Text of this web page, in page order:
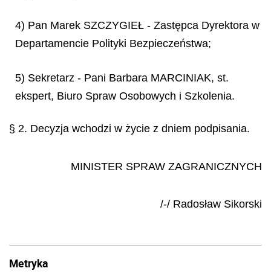
4) Pan Marek SZCZYGIEŁ - Zastępca Dyrektora w
Departamencie Polityki Bezpieczeństwa;
5) Sekretarz - Pani Barbara MARCINIAK, st.
ekspert, Biuro Spraw Osobowych i Szkolenia.
§ 2. Decyzja wchodzi w życie z dniem podpisania.
MINISTER SPRAW ZAGRANICZNYCH
/-/ Radosław Sikorski
Metryka